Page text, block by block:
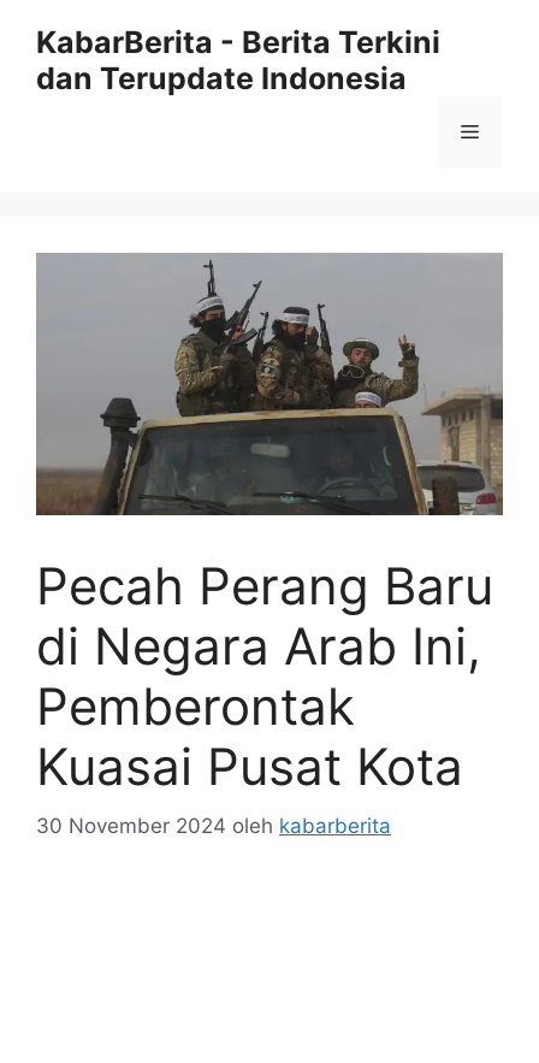
KabarBerita - Berita Terkini
dan Terupdate Indonesia
Menu
Pecah Perang Baru
di Negara Arab Ini,
Pemberontak
Kuasai Pusat Kota
30 November 2024 oleh kabarberita